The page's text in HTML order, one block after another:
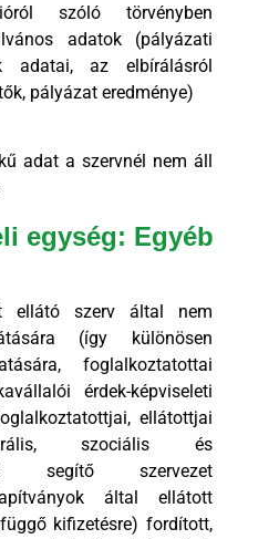
szóló törvényben
adatok (pályázati
adatai, az elbírálásról
pályázat eredménye)
adat a szervnél nem áll
egység: Egyéb
ellátó szerv által nem
(így különösen
foglalkoztatottai
érdek-képviseleti
ellátottjai
szociális és
segítő szervezet
által ellátott
kifizetésre) fordított,